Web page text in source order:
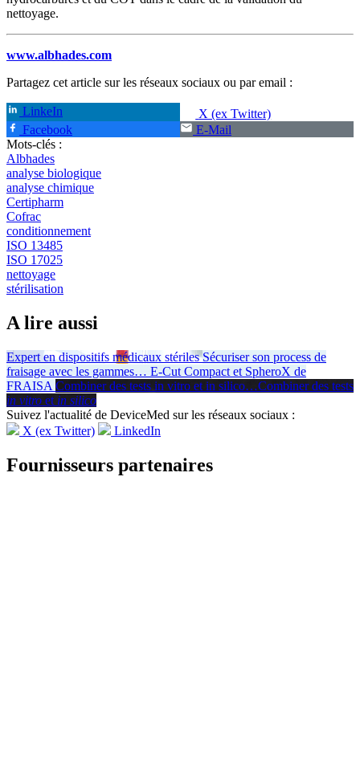
nettoyage.
www.albhades.com
Partagez cet article sur les réseaux sociaux ou par email :
LinkeIn
X (ex Twitter)
Facebook
E-Mail
Mots-clés :
Albhades
analyse biologique
analyse chimique
Certipharm
Cofrac
conditionnement
ISO 13485
ISO 17025
nettoyage
stérilisation
A lire aussi
Expert en dispositifs médicaux stériles Sécuriser son process de
fraisage avec les gammes… E-Cut Compact et SpheroX de
FRAISA Combiner des tests in vitro et in silico…Combiner des tests
in vitro et in silico
Suivez l'actualité de DeviceMed sur les réseaux sociaux :
X (ex Twitter)
LinkedIn
Fournisseurs partenaires